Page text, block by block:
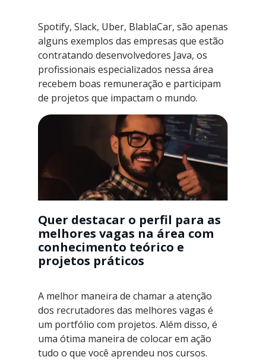
Spotify, Slack, Uber, BlablaCar, são apenas
alguns exemplos das empresas que estão
contratando desenvolvedores Java, os
profissionais especializados nessa área
recebem boas remuneração e participam
de projetos que impactam o mundo.
Quer destacar o perfil para as
melhores vagas na área com
conhecimento teórico e
projetos práticos
A melhor maneira de chamar a atenção
dos recrutadores das melhores vagas é
um portfólio com projetos. Além disso, é
uma ótima maneira de colocar em ação
tudo o que você aprendeu nos cursos.